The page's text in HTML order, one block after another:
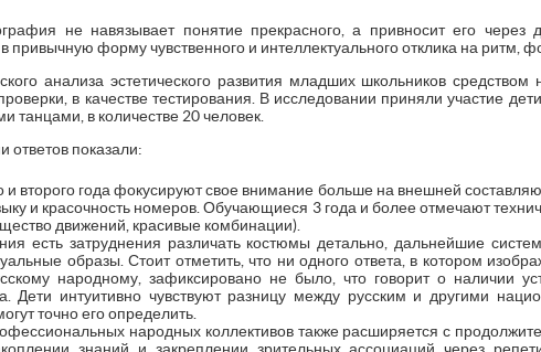
не навязывает понятие прекрасного, а привносит его через
в привычную форму чувственного и интеллектуального отклика на ритм,
анализа эстетического развития младших школьников
в качестве тестирования. В исследовании приняли участие
в количестве 20 человек.
ответов показали:
второго года фокусируют свое внимание больше на внешней
и красочность номеров. Обучающиеся 3 года и более отмечают
движений, красивые комбинации).
есть затруднения различать костюмы детально, дальнейшие
образы. Стоит отметить, что ни одного ответа, в котором
народному, зафиксировано не было, что говорит о наличии
Дети интуитивно чувствуют разницу между русским и другими
точно его определить.
народных коллективов также расширяется с